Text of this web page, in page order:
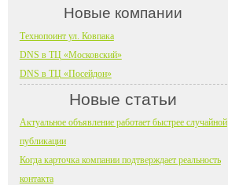
Новые компании
Технопоинт ул. Ковпака
DNS в ТЦ «Московский»
DNS в ТЦ «Посейдон»
Новые статьи
Актуальное объявление работает быстрее случайной
публикации
Когда карточка компании подтверждает реальность
контакта